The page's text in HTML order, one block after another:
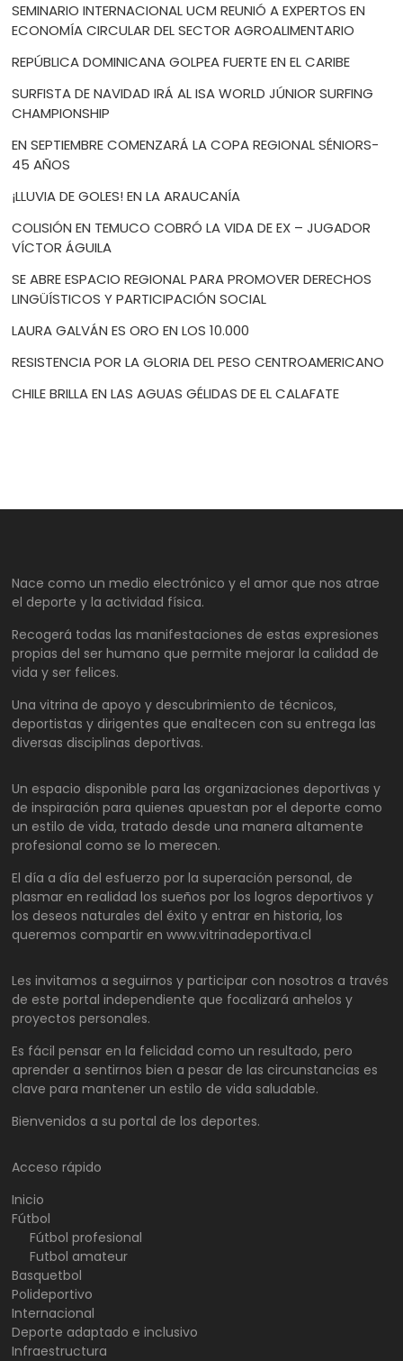
SEMINARIO INTERNACIONAL UCM REUNIÓ A EXPERTOS EN
ECONOMÍA CIRCULAR DEL SECTOR AGROALIMENTARIO
REPÚBLICA DOMINICANA GOLPEA FUERTE EN EL CARIBE
SURFISTA DE NAVIDAD IRÁ AL ISA WORLD JÚNIOR SURFING
CHAMPIONSHIP
EN SEPTIEMBRE COMENZARÁ LA COPA REGIONAL SÉNIORS-
45 AÑOS
¡LLUVIA DE GOLES! EN LA ARAUCANÍA
COLISIÓN EN TEMUCO COBRÓ LA VIDA DE EX – JUGADOR
VÍCTOR ÁGUILA
SE ABRE ESPACIO REGIONAL PARA PROMOVER DERECHOS
LINGÜÍSTICOS Y PARTICIPACIÓN SOCIAL
LAURA GALVÁN ES ORO EN LOS 10.000
RESISTENCIA POR LA GLORIA DEL PESO CENTROAMERICANO
CHILE BRILLA EN LAS AGUAS GÉLIDAS DE EL CALAFATE
Nace como un medio electrónico y el amor que nos atrae
el deporte y la actividad física.
Recogerá todas las manifestaciones de estas expresiones
propias del ser humano que permite mejorar la calidad de
vida y ser felices.
Una vitrina de apoyo y descubrimiento de técnicos,
deportistas y dirigentes que enaltecen con su entrega las
diversas disciplinas deportivas.
Un espacio disponible para las organizaciones deportivas y
de inspiración para quienes apuestan por el deporte como
un estilo de vida, tratado desde una manera altamente
profesional como se lo merecen.
El día a día del esfuerzo por la superación personal, de
plasmar en realidad los sueños por los logros deportivos y
los deseos naturales del éxito y entrar en historia, los
queremos compartir en www.vitrinadeportiva.cl
Les invitamos a seguirnos y participar con nosotros a través
de este portal independiente que focalizará anhelos y
proyectos personales.
Es fácil pensar en la felicidad como un resultado, pero
aprender a sentirnos bien a pesar de las circunstancias es
clave para mantener un estilo de vida saludable.
Bienvenidos a su portal de los deportes.
Acceso rápido
Inicio
Fútbol
Fútbol profesional
Futbol amateur
Basquetbol
Polideportivo
Internacional
Deporte adaptado e inclusivo
Infraestructura